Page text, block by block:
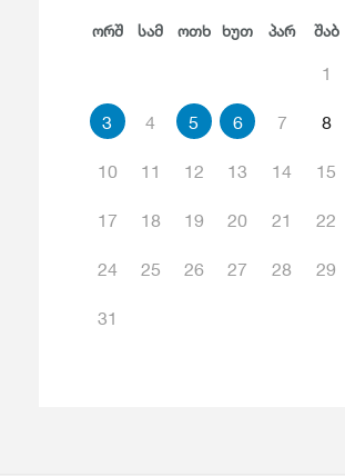
Ორშ Სამ Ოთხ Ხუთ Პარ Შაბ
1
3 4 5 6 7 8
10 11 12 13 14 15
17 18 19 20 21 22
24 25 26 27 28 29
31